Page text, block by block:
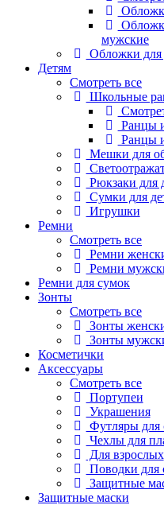
мужские
Обложки для
Детям
Смотреть все
Школьные
Ранцы
Ранцы
Мешки для
Рюкзаки для
Сумки для
Игрушки
Ремни
Смотреть все
Ремни
Ремни
Ремни для сумок
Зонты
Смотреть все
Зонты
Зонты
Косметички
Аксессуары
Смотреть все
Портупеи
Украшения
Футляры для
Чехлы для
Для взрослых
Поводки для
Защитные
Защитные маски